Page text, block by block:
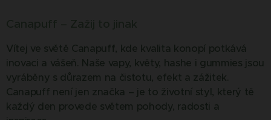
Vítej ve světě Canapuff, kde kvalita konopí potkává
inovaci a vášeň. Naše vapy, květy, hashe i gummies jsou
vyráběny s důrazem na čistotu, efekt a zážitek.
Canapuff není jen značka – je to životní styl, který tě
každý den provede světem pohody, radosti a